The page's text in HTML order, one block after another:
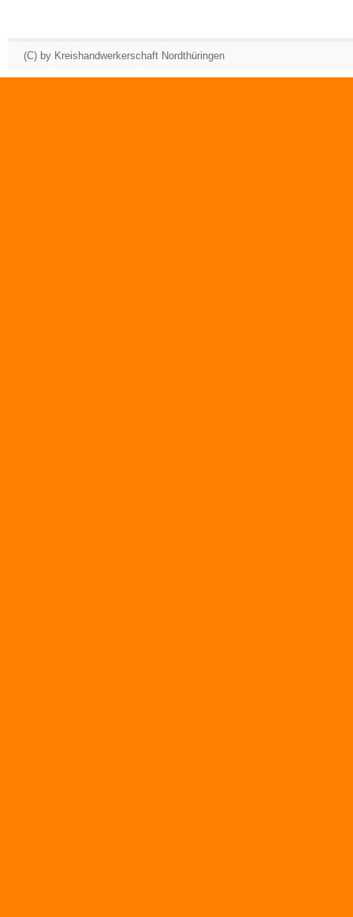
(C) by Kreishandwerkerschaft Nordthüringen